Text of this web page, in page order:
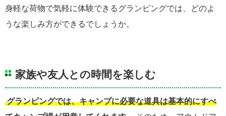
身軽な荷物で気軽に体験できるグランピングでは、どのよ
うな楽しみ方ができるでしょうか。
家族や友人との時間を楽しむ
グランピングでは、キャンプに必要な道具は基本的にすべ